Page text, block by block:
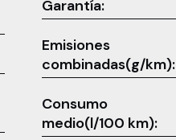
Garantía:
Emisiones
combinadas(g/km):
Consumo
medio(l/100 km):